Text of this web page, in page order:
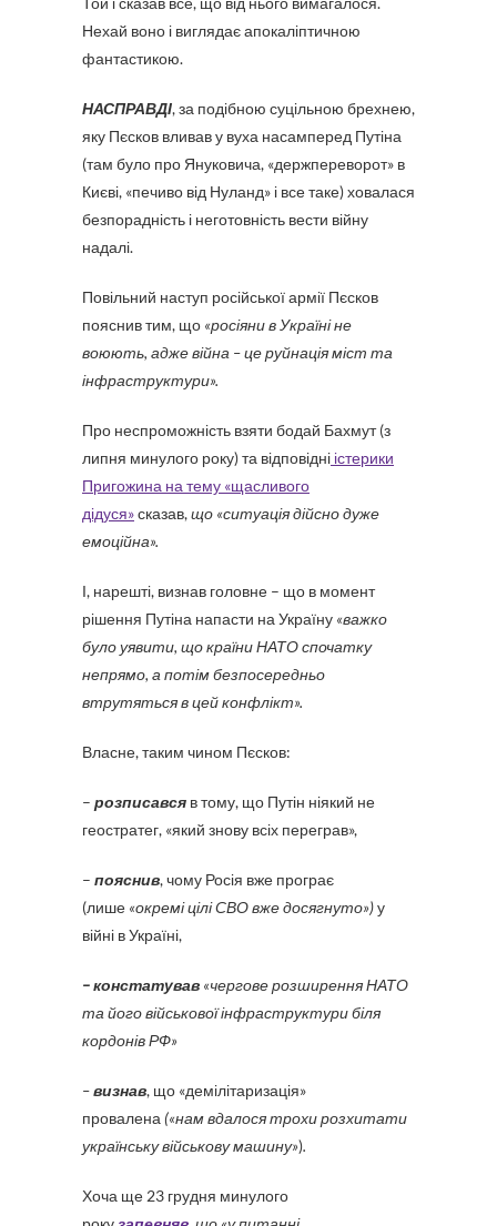
Нехай воно і виглядає апокаліптичною
фантастикою.
НАСПРАВДІ, за подібною суцільною брехнею,
яку Пєсков вливав у вуха насамперед Путіна
(там було про Януковича, «держпереворот» в
Києві, «печиво від Нуланд» і все таке) ховалася
безпорадність і неготовність вести війну
надалі.
Повільний наступ російської армії Пєсков
пояснив тим, що «росіяни в Україні не
воюють, адже війна – це руйнація міст та
інфраструктури».
Про неспроможність взяти бодай Бахмут (з
липня минулого року) та відповідні істерики
Пригожина на тему «щасливого
дідуся»сказав,що «ситуація дійсно дуже
емоційна».
І, нарешті, визнав головне – що в момент
рішення Путіна напасти на Україну «важко
було уявити, що країни НАТО спочатку
непрямо, а потім безпосередньо
втрутяться в цей конфлікт».
Власне, таким чином Пєсков:
– розписався в тому, що Путін ніякий не
геостратег, «який знову всіх переграв»,
– пояснив, чому Росія вже програє
(лише «окремі цілі СВО вже досягнуто»)у
війні в Україні,
– констатував «чергове розширення НАТО
та його військової інфраструктури біля
кордонів РФ»
–визнав, що «демілітаризація»
провалена («нам вдалося трохи розхитати
українську військову машину»).
Хоча ще 23 грудня минулого